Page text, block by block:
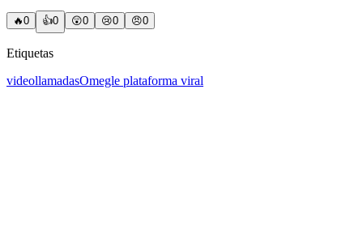
🔥0 👍0 😲0 😢0 😠0
Etiquetas
videollamadasOmegle plataforma viral